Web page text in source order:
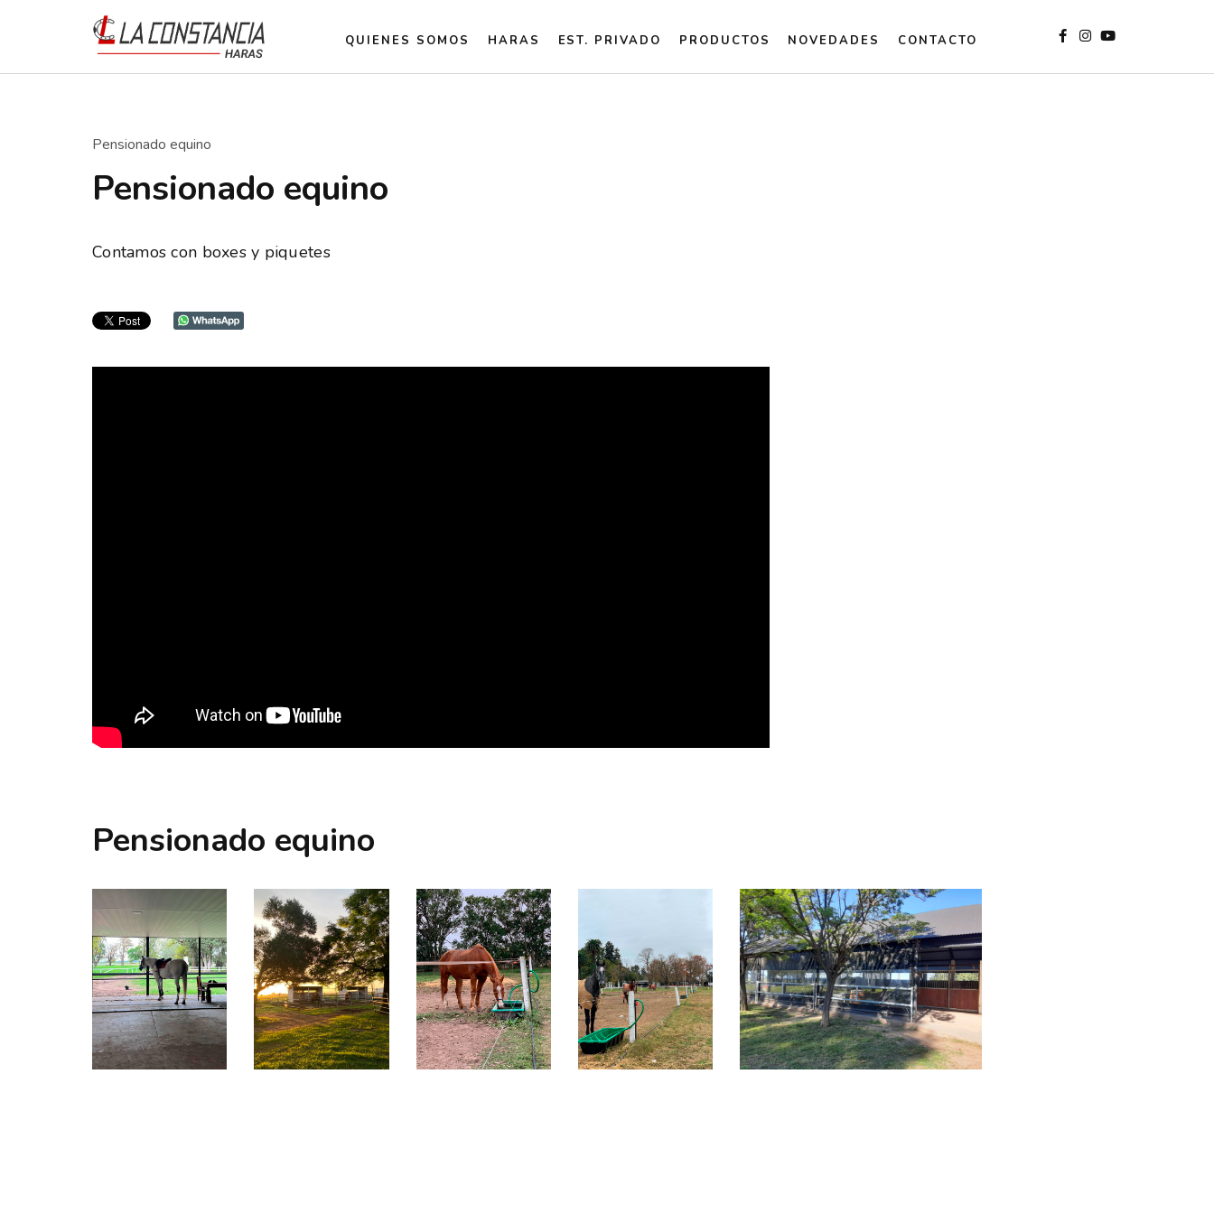
QUIENES SOMOS HARAS EST. PRIVADO PRODUCTOS NOVEDADES CONTACTO
Pensionado equino
Pensionado equino
Contamos con boxes y piquetes
Pensionado equino